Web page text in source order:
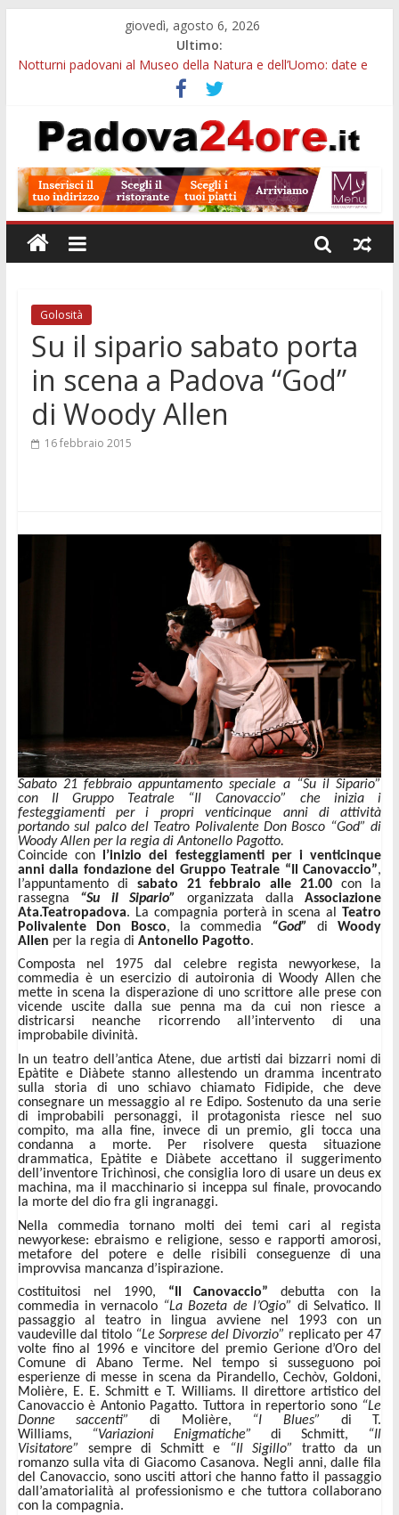
giovedì, agosto 6, 2026
Ultimo:
Notturni padovani al Museo della Natura e dell’Uomo: date e
Slow Looking agli Eremitani: un’ora per osservare davvero
un’opera
Orto Botanico Padova: visite ed escursioni fino a settembre
7 agosto
Euganea Film Festival 2026: 49 opere e 18 anteprime nei Colli
Euganei
Golosità
Su il sipario sabato porta
in scena a Padova “God”
di Woody Allen
16 febbraio 2015
Sabato 21 febbraio appuntamento speciale a “Su il Sipario”
con Il Gruppo Teatrale “Il Canovaccio” che inizia i
festeggiamenti per i propri venticinque anni di attività
portando sul palco del Teatro Polivalente Don Bosco “God” di
Woody Allen per la regia di Antonello Pagotto.
Coincide con
l’inizio dei festeggiamenti per i venticinque
anni dalla fondazione del Gruppo Teatrale “Il Canovaccio”,
l’appuntamento di sabato 21 febbraio alle 21.00 con la
rassegna “Su il Sipario” organizzata dallaAssociazione
Ata.Teatropadova. La compagnia porterà in scena alTeatro
Polivalente Don Bosco, la commedia “God” diWoody
Allen per la regia di Antonello Pagotto.
Composta nel 1975 dal celebre regista newyorkese, la
commedia è un esercizio di autoironia di Woody Allen che
mette in scena la disperazione di uno scrittore alle prese con
vicende uscite dalla sue penna ma da cui non riesce a
districarsi neanche ricorrendo all’intervento di una
improbabile divinità.
In un teatro dell’antica Atene, due artisti dai bizzarri nomi di
Epàtite e Diàbete stanno allestendo un dramma incentrato
sulla storia di uno schiavo chiamato Fidipide, che deve
consegnare un messaggio al re Edipo. Sostenuto da una serie
di improbabili personaggi, il protagonista riesce nel suo
compito, ma alla fine, invece di un premio, gli tocca una
condanna a morte. Per risolvere questa situazione
drammatica, Epàtite e Diàbete accettano il suggerimento
dell’inventore Trichìnosi, che consiglia loro di usare un deus ex
machina, ma il macchinario si inceppa sul finale, provocando
la morte del dio fra gli ingranaggi.
Nella commedia tornano molti dei temi cari al regista
newyorkese: ebraismo e religione, sesso e rapporti amorosi,
metafore del potere e delle risibili conseguenze di una
improvvisa mancanza d’ispirazione.
Costituitosi nel 1990, “Il Canovaccio” debutta con la
commedia in vernacolo “La Bozeta de l’Ogio” di Selvatico. Il
passaggio al teatro in lingua avviene nel 1993 con un
vaudeville dal titolo “Le Sorprese del Divorzio” replicato per 47
volte fino al 1996 e vincitore del premio Gerione d’Oro del
Comune di Abano Terme. Nel tempo si susseguono poi
esperienze di messe in scena da Pirandello, Cechòv, Goldoni,
Molière, E. E. Schmitt e T. Williams. Il direttore artistico del
Canovaccio è Antonio Pagatto. Tuttora in repertorio sono “Le
Donne saccenti”
di Molière, “I Blues” di T.
Williams,
“Variazioni Enigmatiche” di Schmitt,
“Il
Visitatore”
sempre di Schmitt e “Il Sigillo”
tratto da un
romanzo sulla vita di Giacomo Casanova. Negli anni, dalle fila
del Canovaccio, sono usciti attori che hanno fatto il passaggio
dall’amatorialità al professionismo e che tuttora collaborano
con la compagnia.